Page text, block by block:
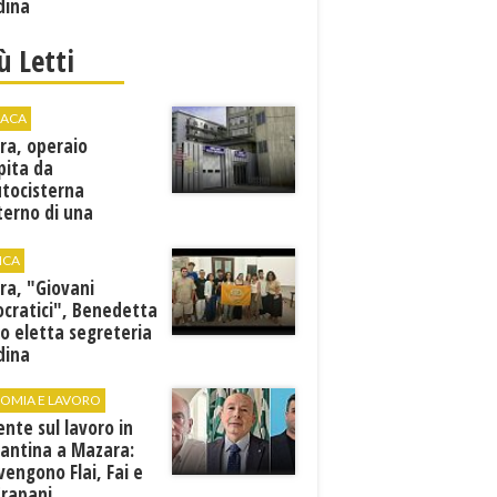
Letti
operaio
da
di una
al "Villa Sofia"
"Giovani
Benedetta
eletta segreteria
E LAVORO
sul lavoro in
a Mazara:
Flai, Fai e